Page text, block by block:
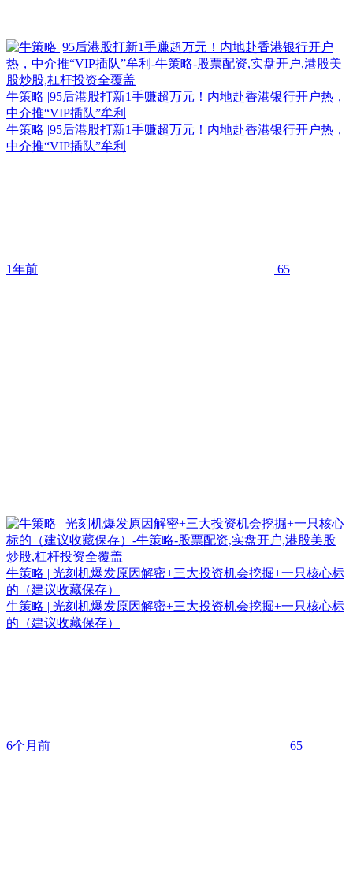
牛策略 |95后港股打新1手赚超万元！内地赴香港银行开户热，
中介推“VIP插队”牟利
牛策略 |95后港股打新1手赚超万元！内地赴香港银行开户热，
中介推“VIP插队”牟利
1年前 65
牛策略 | 光刻机爆发原因解密+三大投资机会挖掘+一只核心标
的（建议收藏保存）
牛策略 | 光刻机爆发原因解密+三大投资机会挖掘+一只核心标
的（建议收藏保存）
6个月前 65